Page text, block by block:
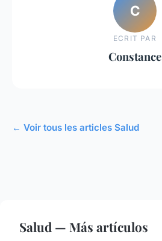
C
ECRIT PAR
Constance
← Voir tous les articles Salud
Salud — Más artículos